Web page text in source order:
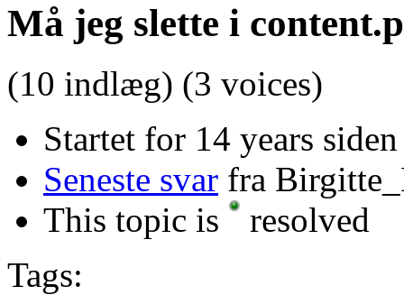
Må jeg slette i
(10 indlæg) (3 voices)
Startet for 14 years
Seneste svar fra
This topic is
resolved
Tags: